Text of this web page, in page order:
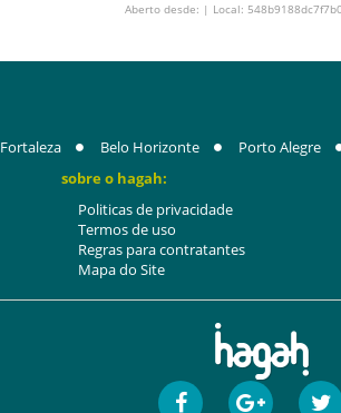
Aberto desde: | Local:
Fortaleza Belo Horizonte Porto Alegre
sobre o hagah:
Politicas de privacidade
Termos de uso
Regras para contratantes
Mapa do Site